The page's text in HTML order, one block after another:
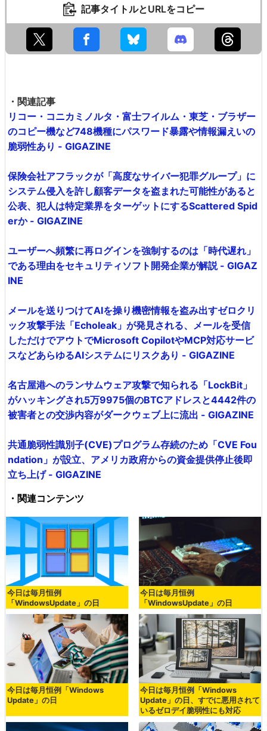
記事タイトルとURLをコピー
・関連記事
リコー・コニカミノルタ・富士フイルム・東芝・ブラザー
のコピー機など748機種にパスワード暴露や情報漏えいの
脆弱性あり - GIGAZINE
保険会社アフラックが「高度なサイバー犯罪グループ」に
システム侵入を許し顧客データを盗まれた可能性があると
公表、犯人は特定業界をターゲットにするScattered Spid
erか - GIGAZINE
ユーザーへ頻繁に再ログインを強制するのは「時代遅れ」
である理由をセキュリティソフト開発企業が解説 - GIGAZ
INE
メールを送りつけてAIを操り機密情報を盗み出すゼロクリ
ック攻撃手法「Echoleak」が発見される、メールを受信
しただけでアウトでMicrosoft CopilotやMCP対応サービ
スなどあらゆるAIシステムにリスクあり - GIGAZINE
名古屋港へのランサムウェア攻撃で知られる「LockBit」
がハッキングされ5万9975個のBTCアドレスと4442件の
被害者との交渉内容がダークウェブ上に流出 - GIGAZINE
共通脆弱性識別子(CVE)プログラム存続のため「CVE Fou
ndation」が設立、アメリカ政府からの資金提供停止後即
立ち上げ - GIGAZINE
・関連コンテンツ
今日は毎月恒例
「WindowsUpdate」の日
今日は毎月恒例
「WindowsUpdate」の日
今日は毎月恒例「Windows
Update」の日
今日は毎月恒例「Windows
Update」の日、すでに悪用されて
いるゼロデイ脆弱性にも対応